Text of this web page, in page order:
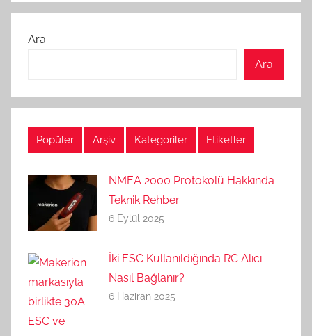
Ara
Ara
Popüler Arşiv Kategoriler Etiketler
NMEA 2000 Protokolü Hakkında
Teknik Rehber
6 Eylül 2025
İki ESC Kullanıldığında RC Alıcı
Nasıl Bağlanır?
6 Haziran 2025